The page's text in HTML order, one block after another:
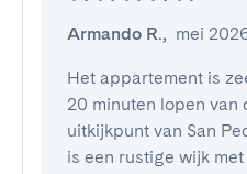
Armando R., mei
Het appartement is
20 minuten lopen van
uitkijkpunt van San
is een rustige wijk